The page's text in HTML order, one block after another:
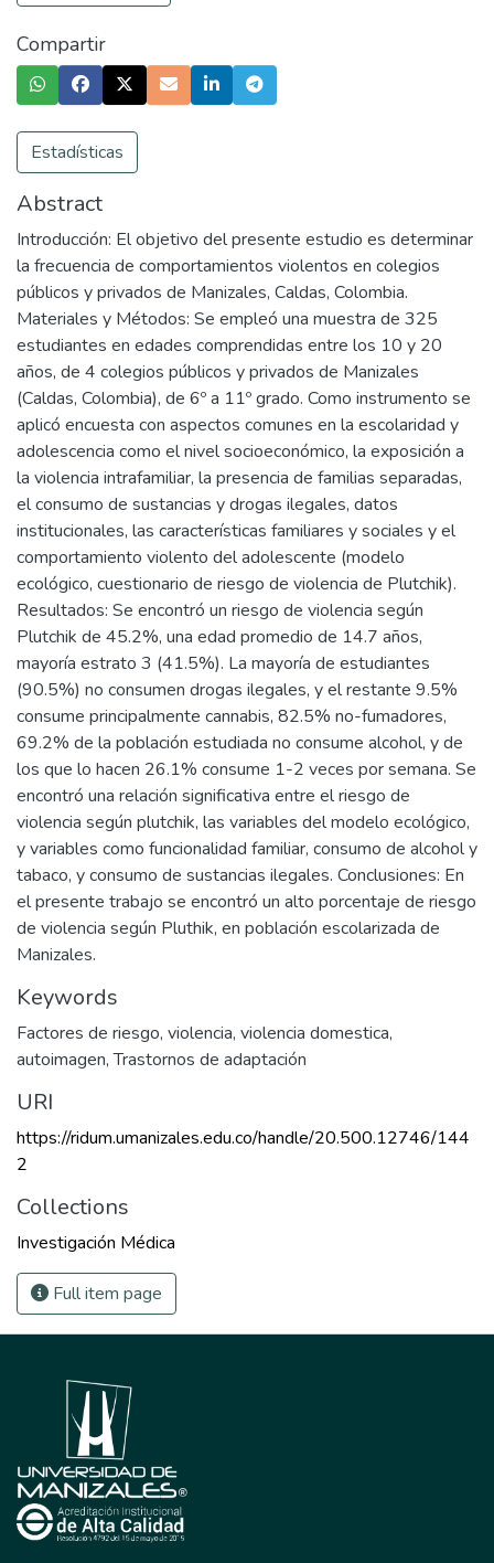
Compartir
Estadísticas
Abstract
Introducción: El objetivo del presente estudio es determinar
la frecuencia de comportamientos violentos en colegios
públicos y privados de Manizales, Caldas, Colombia.
Materiales y Métodos: Se empleó una muestra de 325
estudiantes en edades comprendidas entre los 10 y 20
años, de 4 colegios públicos y privados de Manizales
(Caldas, Colombia), de 6º a 11º grado. Como instrumento se
aplicó encuesta con aspectos comunes en la escolaridad y
adolescencia como el nivel socioeconómico, la exposición a
la violencia intrafamiliar, la presencia de familias separadas,
el consumo de sustancias y drogas ilegales, datos
institucionales, las características familiares y sociales y el
comportamiento violento del adolescente (modelo
ecológico, cuestionario de riesgo de violencia de Plutchik).
Resultados: Se encontró un riesgo de violencia según
Plutchik de 45.2%, una edad promedio de 14.7 años,
mayoría estrato 3 (41.5%). La mayoría de estudiantes
(90.5%) no consumen drogas ilegales, y el restante 9.5%
consume principalmente cannabis, 82.5% no-fumadores,
69.2% de la población estudiada no consume alcohol, y de
los que lo hacen 26.1% consume 1-2 veces por semana. Se
encontró una relación significativa entre el riesgo de
violencia según plutchik, las variables del modelo ecológico,
y variables como funcionalidad familiar, consumo de alcohol y
tabaco, y consumo de sustancias ilegales. Conclusiones: En
el presente trabajo se encontró un alto porcentaje de riesgo
de violencia según Pluthik, en población escolarizada de
Manizales.
Keywords
Factores de riesgo, violencia, violencia domestica,
autoimagen,Trastornos de adaptación
URI
https://ridum.umanizales.edu.co/handle/20.500.12746/144
2
Collections
Investigación Médica
Full item page